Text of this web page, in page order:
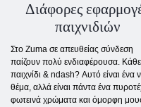
Διάφορες
παιχνιδιών
Στο Zuma σε απευθείας σύνδεση
παίζουν πολύ ενδιαφέρουσα. Κάθε
παιχνίδι & ndash? Αυτό είναι ένα
θέμα, αλλά είναι πάντα ένα
φωτεινά χρώματα και όμορφη